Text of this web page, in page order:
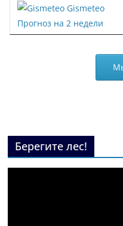
Gismeteo
Прогноз на 2 недели
Берегите лес!